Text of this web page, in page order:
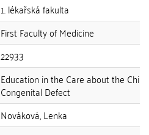
1. lékařská fakulta
First Faculty of Medicine
22933
Education in the Care about the
Congenital Defect
Nováková, Lenka